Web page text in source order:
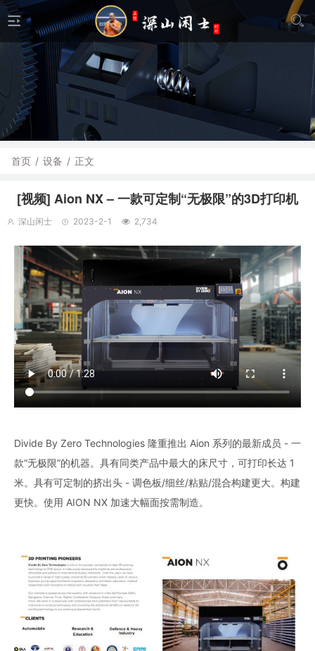
首页 / 设备 / 正文
[视频] Aion NX – 一款可定制“无极限”的3D打印机
深山闲士 2023-2-1 2,734
Divide By Zero Technologies 隆重推出 Aion 系列的最新成员 - 一
款“无极限”的机器。具有同类产品中最大的床尺寸，可打印长达 1
米。具有可定制的挤出头 - 调色板/细丝/粘贴/混合构建更大。构建
更快。使用 AION NX 加速大幅面按需制造。